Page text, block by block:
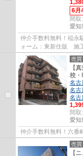
6月
間取:
愛知
仲介手数料無料！稲永
ォーム：東新住販 施
売買
【
校・
名古
名古
名古
間取:
愛知
仲介手数料無料！六番
売買
【